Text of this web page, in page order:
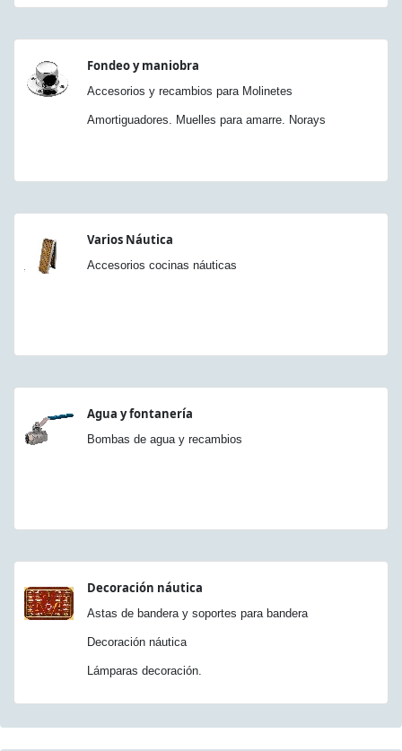
Fondeo y maniobra
Accesorios y recambios para Molinetes
Amortiguadores. Muelles para amarre. Norays
Varios Náutica
Accesorios cocinas náuticas
Agua y fontanería
Bombas de agua y recambios
Decoración náutica
Astas de bandera y soportes para bandera
Decoración náutica
Lámparas decoración.